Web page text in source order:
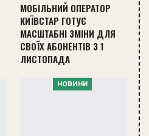
МОБІЛЬНИЙ ОПЕРАТОР
КИЇВСТАР ГОТУЄ
МАСШТАБНІ ЗМІНИ ДЛЯ
СВОЇХ АБОНЕНТІВ З 1
ЛИСТОПАДА
НОВИНИ